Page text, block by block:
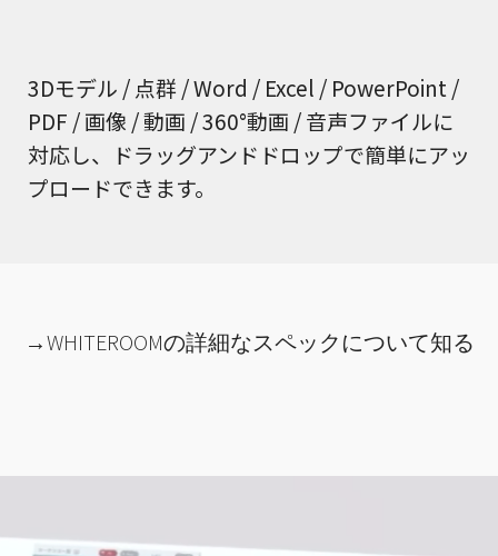
3Dモデル / 点群 / Word / Excel / PowerPoint /
PDF / 画像 / 動画 / 360°動画 / 音声ファイルに
対応し、ドラッグアンドドロップで簡単にアッ
プロードできます。
→WHITEROOMの詳細なスペックについて知る